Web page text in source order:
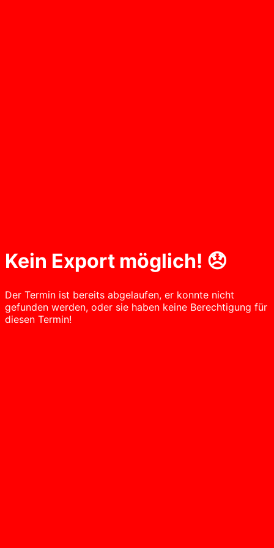
Kein Export möglich! 😞
Der Termin ist bereits abgelaufen, er konnte nicht
gefunden werden, oder sie haben keine Berechtigung für
diesen Termin!